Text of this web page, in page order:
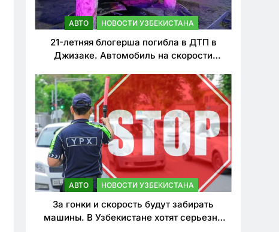
АВТО НОВОСТИ УЗБЕКИСТАНА
21-летняя блогерша погибла в ДТП в
Джизаке. Автомобиль на скорости
АВТО НОВОСТИ УЗБЕКИСТАНА
За гонки и скорость будут забирать
машины. В Узбекистане хотят серьезно